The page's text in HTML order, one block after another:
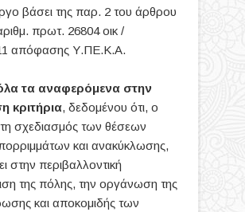
βάσει της παρ. 2 του άρθρου
πρωτ. 26804 οικ /
απόφασης Υ.ΠΕ.Κ.Α.
τα αναφερόμενα στην
κριτήρια, δεδομένου ότι, ο
σχεδιασμός των θέσεων
και ανακύκλωσης,
στην περιβαλλοντική
της πόλης, την οργάνωση της
και αποκομιδής των